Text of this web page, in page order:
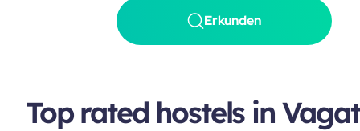
Erkunden
Top rated hostels in